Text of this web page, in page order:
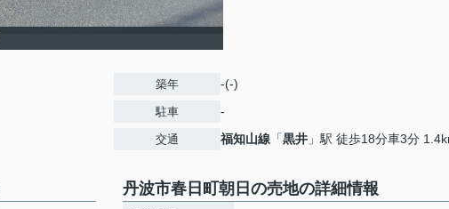
築年 -(-)
駐車 -
交通 福知山線 「黒井 」駅 徒歩18分車3分
丹波市春日町朝日の売地の詳細情報